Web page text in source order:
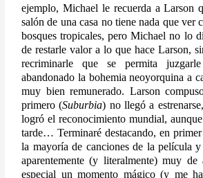
ejemplo, Michael le recuerda a Larson
salón de una casa no tiene nada que ver
bosques tropicales, pero Michael no lo
de restarle valor a lo que hace Larson,
recriminarle que se permita
abandonado la bohemia neoyorquina a
muy bien remunerado. Larson
primero (Suburbia) no llegó a
logró el reconocimiento mundial,
tarde… Terminaré destacando, en
la mayoría de canciones de la película
aparentemente (y literalmente) muy de
especial un momento mágico (y me